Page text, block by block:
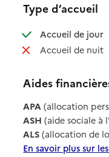
Type d’accueil
Accueil de jour
:
Accueil de nuit
: non
Aides
APA (allocation
ASH (aide sociale à
ALS (allocation de
En savoir plus sur